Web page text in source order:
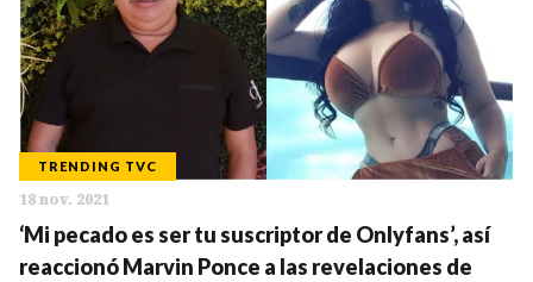
TRENDING TVC
18 nov. 2021
‘Mi pecado es ser tu suscriptor de Onlyfans’, así
reaccionó Marvin Ponce a las revelaciones de